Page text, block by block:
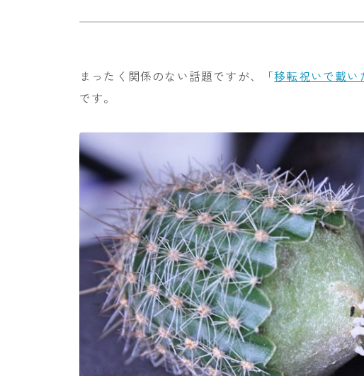
まったく関係のない話題ですが、「移転祝いで戴い
です。